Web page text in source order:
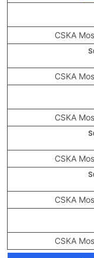
CSKA
CSKA
CSKA
CSKA
CSKA
CSKA